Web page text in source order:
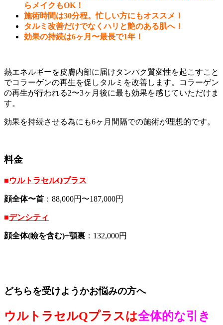
らメイクもOK！
施術時間は30分程。忙しい方にもオススメ！
タルミ改善だけでなくハリと艶のある肌へ！
効果の持続は6ヶ月〜最長で1年！
熱エネルギーを皮膚内部に届けタンパク質変性を起こすこと
でコラーゲンの再生を促しタルミを改善します。コラーゲン
の再生が行われる2〜3ヶ月後に最も効果を感じていただけま
す。
効果を持続させる為にも6ヶ月間隔での施術が理想的です。
料金
■ウルトラセルQプラス
顔全体〜首 ：88,000円〜187,000円
■デンシティ
顔全体(瞼を含む)+顎裏 ：132,000円
どちらを受けようかお悩みの方へ
ウルトラセルQプラスは全体的な引き